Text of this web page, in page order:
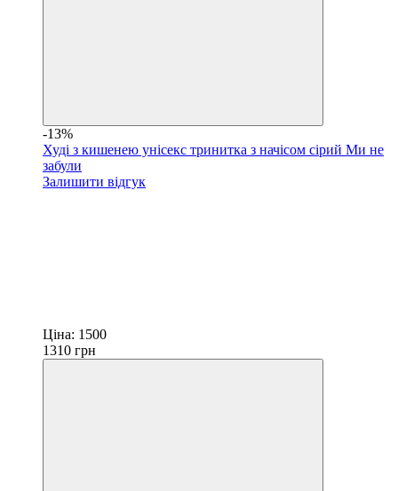
-13%
Худі з кишенею унісекс тринитка з начісом сірий Ми не
забули
Залишити відгук
Ціна: 1500
1310 грн